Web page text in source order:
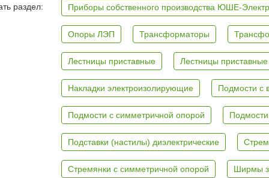
раздел: Приборы собственного производства ЮШЕ-
Опоры ЛЭП Трансформаторы
Лестницы приставные Лестницы
Накладки электроизолирующие Подмости с
Подмости с симметричной опорой
Подставки (настилы) диэлектрические
Стремянки с симметричной опорой Ширмы